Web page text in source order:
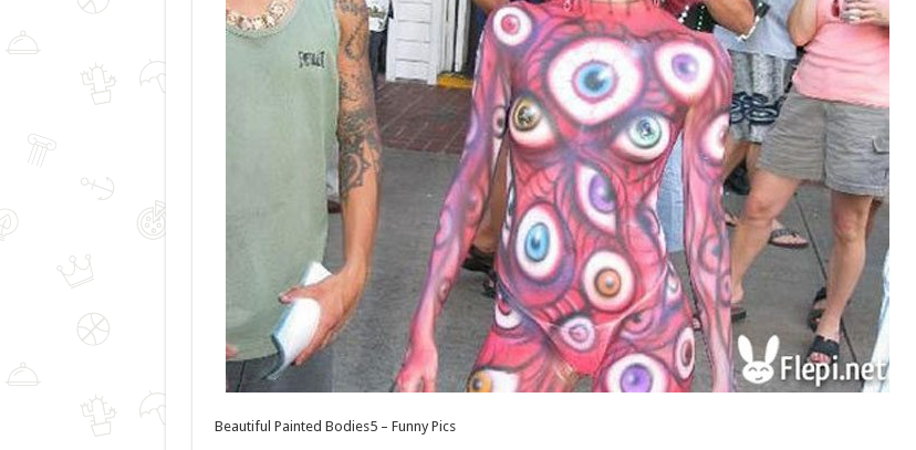
Beautiful Painted Bodies5 – Funny Pics